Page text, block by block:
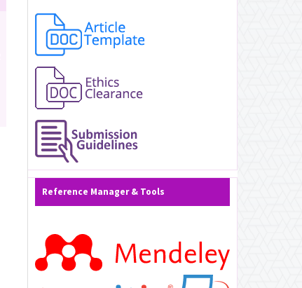
Reference Manager & Tools